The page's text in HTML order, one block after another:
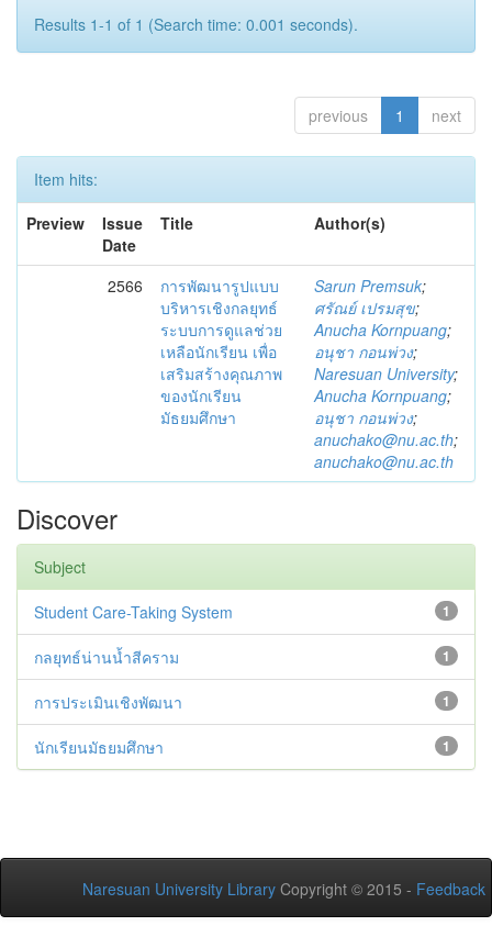
Results 1-1 of 1 (Search time: 0.001 seconds).
previous 1 next
Item hits:
Preview
Issue
Date
Title Author(s)
2566
การพัฒนารูปแบบ
บริหารเชิงกลยุทธ์
ระบบการดูแลช่วย
เหลือนักเรียน เพื่อ
เสริมสร้างคุณภาพ
ของนักเรียน
มัธยมศึกษา
Sarun Premsuk;
ศรัณย์ เปรมสุข;
Anucha Kornpuang;
อนุชา กอนพ่วง;
Naresuan University;
Anucha Kornpuang;
อนุชา กอนพ่วง;
anuchako@nu.ac.th;
anuchako@nu.ac.th
Discover
Subject
1
Student Care-Taking System
1
กลยุทธ์น่านน้ำสีคราม
1
การประเมินเชิงพัฒนา
1
นักเรียนมัธยมศึกษา
Naresuan University Library Copyright © 2015 - Feedback